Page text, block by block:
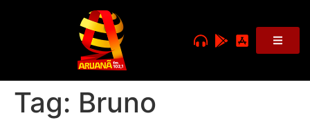
Tag: Bruno